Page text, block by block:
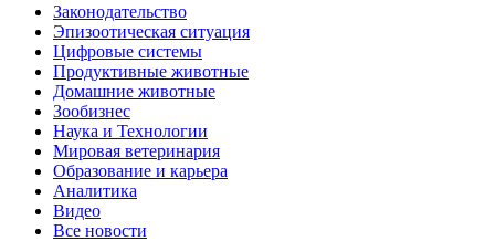
Законодательство
Эпизоотическая ситуация
Цифровые системы
Продуктивные животные
Домашние животные
Зообизнес
Наука и Технологии
Мировая ветеринария
Образование и карьера
Аналитика
Видео
Все новости